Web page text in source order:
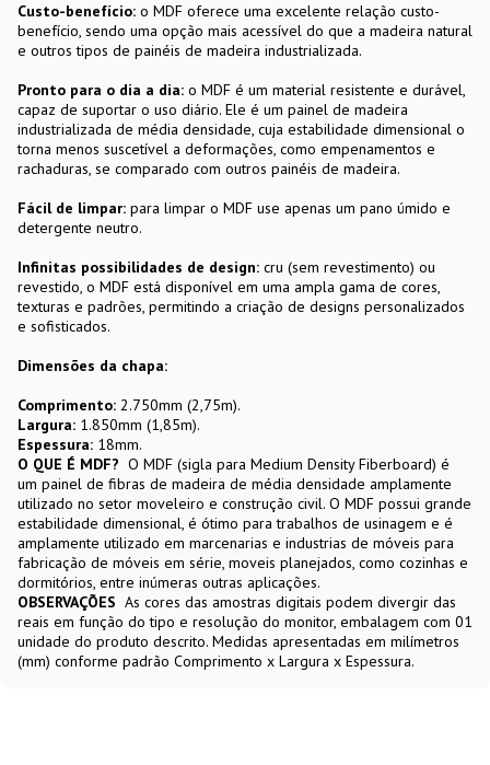
Custo-benefício: o MDF oferece uma excelente relação custo-
benefício, sendo uma opção mais acessível do que a madeira natural
e outros tipos de painéis de madeira industrializada.
Pronto para o dia a dia: o MDF é um material resistente e durável,
capaz de suportar o uso diário. Ele é um painel de madeira
industrializada de média densidade, cuja estabilidade dimensional o
torna menos suscetível a deformações, como empenamentos e
rachaduras, se comparado com outros painéis de madeira.
Fácil de limpar: para limpar o MDF use apenas um pano úmido e
detergente neutro.
Infinitas possibilidades de design: cru (sem revestimento) ou
revestido, o MDF está disponível em uma ampla gama de cores,
texturas e padrões, permitindo a criação de designs personalizados
e sofisticados.
Dimensões da chapa:
Comprimento: 2.750mm (2,75m).
Largura: 1.850mm (1,85m).
Espessura: 18mm.
O QUE É MDF? O MDF (sigla para Medium Density Fiberboard) é
um painel de fibras de madeira de média densidade amplamente
utilizado no setor moveleiro e construção civil. O MDF possui grande
estabilidade dimensional, é ótimo para trabalhos de usinagem e é
amplamente utilizado em marcenarias e industrias de móveis para
fabricação de móveis em série, moveis planejados, como cozinhas e
dormitórios, entre inúmeras outras aplicações.
OBSERVAÇÕES As cores das amostras digitais podem divergir das
reais em função do tipo e resolução do monitor, embalagem com 01
unidade do produto descrito. Medidas apresentadas em milímetros
(mm) conforme padrão Comprimento x Largura x Espessura.